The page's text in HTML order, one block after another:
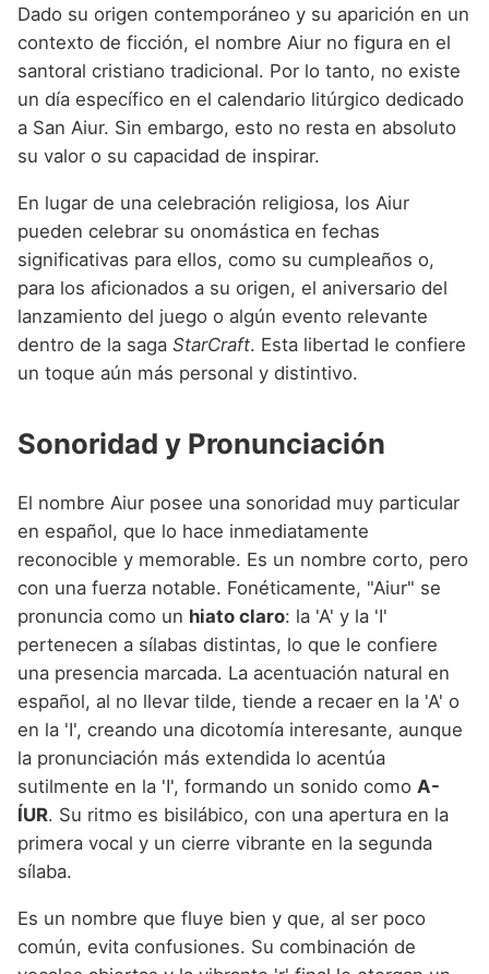
Dado su origen contemporáneo y su aparición en un
contexto de ficción, el nombre Aiur no figura en el
santoral cristiano tradicional. Por lo tanto, no existe
un día específico en el calendario litúrgico dedicado
a San Aiur. Sin embargo, esto no resta en absoluto
su valor o su capacidad de inspirar.
En lugar de una celebración religiosa, los Aiur
pueden celebrar su onomástica en fechas
significativas para ellos, como su cumpleaños o,
para los aficionados a su origen, el aniversario del
lanzamiento del juego o algún evento relevante
dentro de la saga StarCraft. Esta libertad le confiere
un toque aún más personal y distintivo.
Sonoridad y Pronunciación
El nombre Aiur posee una sonoridad muy particular
en español, que lo hace inmediatamente
reconocible y memorable. Es un nombre corto, pero
con una fuerza notable. Fonéticamente, "Aiur" se
pronuncia como un hiato claro: la 'A' y la 'I'
pertenecen a sílabas distintas, lo que le confiere
una presencia marcada. La acentuación natural en
español, al no llevar tilde, tiende a recaer en la 'A' o
en la 'I', creando una dicotomía interesante, aunque
la pronunciación más extendida lo acentúa
sutilmente en la 'I', formando un sonido como A-
ÍUR. Su ritmo es bisilábico, con una apertura en la
primera vocal y un cierre vibrante en la segunda
sílaba.
Es un nombre que fluye bien y que, al ser poco
común, evita confusiones. Su combinación de